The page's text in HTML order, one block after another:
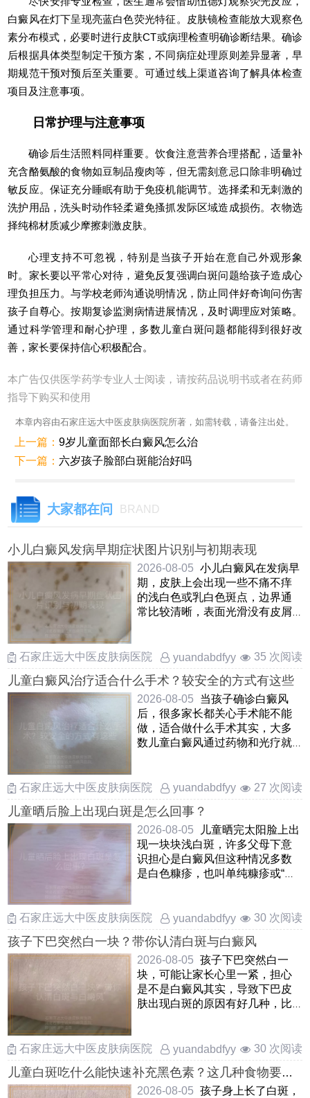
白癜风在灯下呈现亮蓝白色荧光特征。皮肤镜检查能放大观察色
素分布模式，必要时进行皮肤CT或病理检查明确诊断结果。确诊
后根据具体类型制定干预方案，不同病症处理原则差异显著，早
期规范干预对预后至关重要。可通过线上渠道咨询了解具体检查
项目及注意事项。
日常护理与注意事项
确诊后生活照料同样重要。饮食注意营养合理搭配，适量补
充含酪氨酸的食物如豆制品瘦肉等，但无需刻意忌口除非明确过
敏反应。保证充分睡眠有助于免疫机能调节。选择柔和无刺激的
洗护用品，洗头时动作轻柔避免搔抓发际区域造成损伤。衣物选
择纯棉材质减少摩擦刺激皮肤。
心理支持不可忽视，特别是当孩子开始在意自己外观形象
时。家长要以平常心对待，避免反复强调白斑问题给孩子造成心
理负担压力。与学校老师沟通说明情况，防止同伴好奇询问伤害
孩子自尊心。按期复诊监测病情进展情况，及时调理应对策略。
通过科学管理和耐心护理，多数儿童白斑问题都能得到很好改
善，家长要保持信心积极配合。
本广告仅供医学药学专业人士阅读，请按药品说明书或者在药师
指导下购买和使用
本章内容由石家庄远大中医皮肤病医院所著，如需转载，请备注出处。
上一篇：9岁儿童面部长白癜风怎么治
下一篇： 六岁孩子脸部白斑能治好吗
大家都在问 BRAND
小儿白癜风发病早期症状图片识别与初期表现
2026-08-05 小儿白癜风在发病早
期，皮肤上会出现一些不痛不痒
的浅白色或乳白色斑点，边界通
常比较清晰，表面光滑没有皮屑
石家庄远大中医皮肤病医院 yuandabdfyy 35 次阅读
儿童白癜风治疗适合什么手术？较安全的方式有这些
2026-08-05
当孩子确诊白癜风
后，很多家长都关心手术能不能
做，适合做什么手术其实，大多
数儿童白癜风通过药物和光疗就
石家庄远大中医皮肤病医院
yuandabdfyy 27 次阅读
儿童晒后脸上出现白斑是怎么回事？
2026-08-05
儿童晒完太阳脸上出
现一块块浅白斑，许多父母下意
识担心是白癜风但这种情况多数
是白色糠疹，也叫单纯糠疹或“桃
石家庄远大中医皮肤病医院 yuandabdfyy 30 次阅读
孩子下巴突然白一块？带你认清白斑与白癜风
2026-08-05 孩子下巴突然白一
块，可能让家长心里一紧，担心
是不是白癜风其实，导致下巴皮
肤出现白斑的原因有好几种，比
石家庄远大中医皮肤病医院
yuandabdfyy 30 次阅读
儿童白斑吃什么能快速补充黑色素？这几种食物要常
吃
2026-08-05 孩子身上长了白斑，